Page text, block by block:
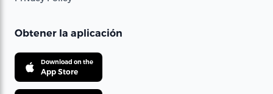
Obtener la aplicación
Download on the
App Store